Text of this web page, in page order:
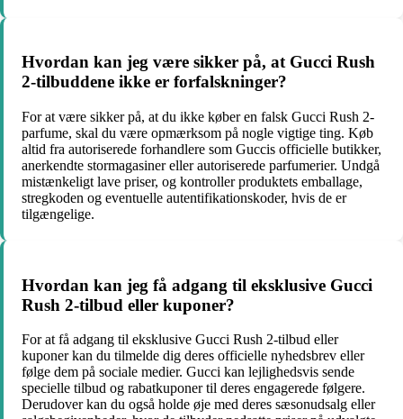
Hvordan kan jeg være sikker på, at Gucci Rush
2-tilbuddene ikke er forfalskninger?
For at være sikker på, at du ikke køber en falsk Gucci Rush 2-
parfume, skal du være opmærksom på nogle vigtige ting. Køb
altid fra autoriserede forhandlere som Guccis officielle butikker,
anerkendte stormagasiner eller autoriserede parfumerier. Undgå
mistænkeligt lave priser, og kontroller produktets emballage,
stregkoden og eventuelle autentifikationskoder, hvis de er
tilgængelige.
Hvordan kan jeg få adgang til eksklusive Gucci
Rush 2-tilbud eller kuponer?
For at få adgang til eksklusive Gucci Rush 2-tilbud eller
kuponer kan du tilmelde dig deres officielle nyhedsbrev eller
følge dem på sociale medier. Gucci kan lejlighedsvis sende
specielle tilbud og rabatkuponer til deres engagerede følgere.
Derudover kan du også holde øje med deres sæsonudsalg eller